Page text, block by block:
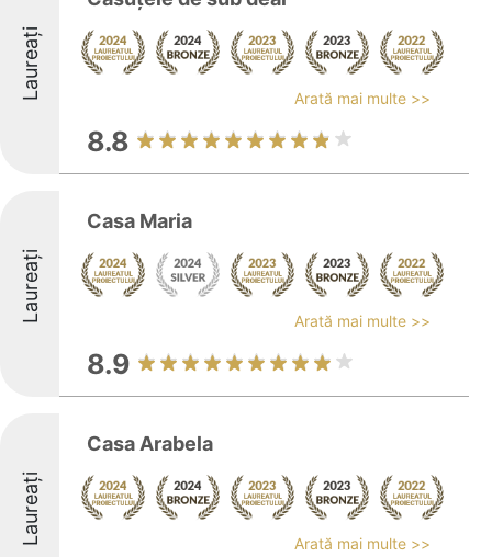
Laureați Arată mai multe >>
8.8
Laureați
Casa Maria
Arată mai multe >>
8.9
Laureați
Casa Arabela
Arată mai multe >>